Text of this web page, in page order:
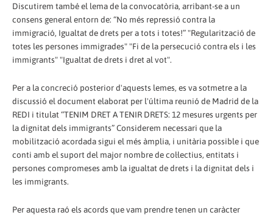
Discutirem també el lema de la convocatòria, arribant-se a un
consens general entorn de: “No més repressió contra la
immigració, Igualtat de drets per a tots i totes!” "Regularització de
totes les persones immigrades" "Fi de la persecució contra els i les
immigrants" "Igualtat de drets i dret al vot".
Per a la concreció posterior d'aquests lemes, es va sotmetre a la
discussió el document elaborat per l'última reunió de Madrid de la
REDI i titulat “TENIM DRET A TENIR DRETS: 12 mesures urgents per
la dignitat dels immigrants” Considerem necessari que la
mobilització acordada sigui el més àmplia, i unitària possible i que
conti amb el suport del major nombre de col·lectius, entitats i
persones compromeses amb la igualtat de drets i la dignitat dels i
les immigrants.
Per aquesta raó els acords que vam prendre tenen un caràcter